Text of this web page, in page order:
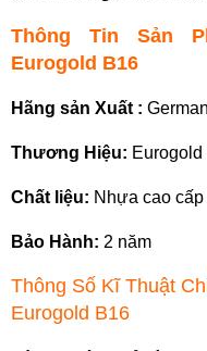
Thông Tin Sản
Eurogold B16
Hãng sản Xuất :
Thương Hiệu:
Chất liệu: Nhựa cao
Bảo Hành: 2 năm
Thông Số Kĩ Thuật
Eurogold B16